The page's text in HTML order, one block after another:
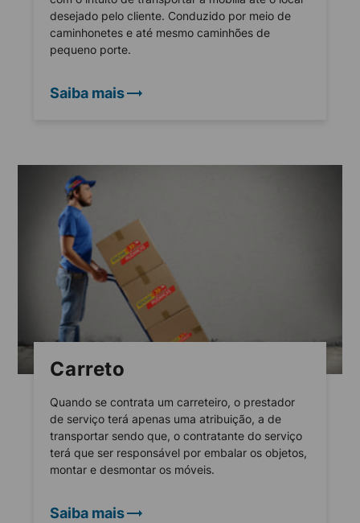
desejado pelo cliente. Conduzido por meio de
caminhonetes e até mesmo caminhões de
pequeno porte.
Saiba mais
Carreto
Quando se contrata um carreteiro, o prestador
de serviço terá apenas uma atribuição, a de
transportar sendo que, o contratante do serviço
terá que ser responsável por embalar os objetos,
montar e desmontar os móveis.
Saiba mais